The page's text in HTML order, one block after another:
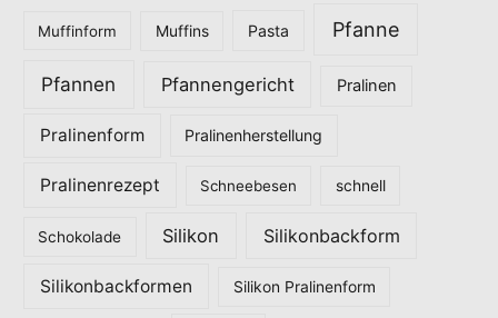
Muffinform Muffins Pasta Pfanne
Pfannen Pfannengericht Pralinen
Pralinenform Pralinenherstellung
Pralinenrezept Schneebesen schnell
Schokolade Silikon Silikonbackform
Silikonbackformen Silikon Pralinenform